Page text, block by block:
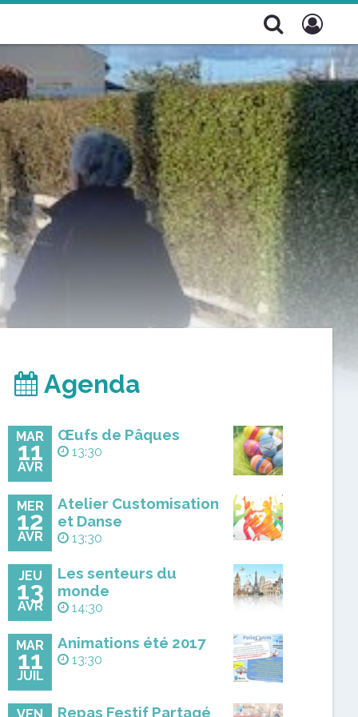
Agenda
MAR
11
AVR
Œufs de Pâques
13:30
MER
12
AVR
Atelier Customisation
et Danse
13:30
JEU
13
AVR
Les senteurs du
monde
14:30
MAR
11
JUIL
Animations été 2017
13:30
Repas Festif Partagé